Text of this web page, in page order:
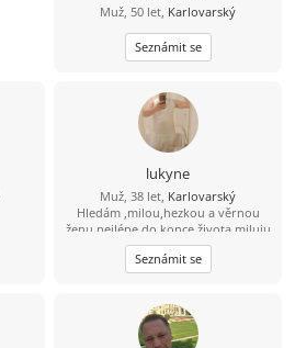
Muž, 50 let, Karlovarský
Seznámit se
lukyne
Muž, 38 let, Karlovarský
Hledám ,milou,hezkou a věrnou
ženu nejlépe do konce života,miluju
přírodu,jízdu na kole, masáže,more,
sluníčko,poznávání nových zemí
Seznámit se